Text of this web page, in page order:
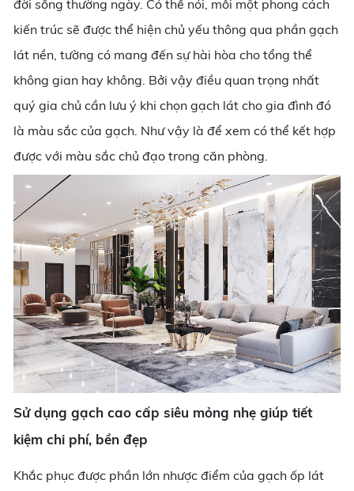
đời sống thường ngày. Có thể nói, mỗi một phong cách
kiến trúc sẽ được thể hiện chủ yếu thông qua phần gạch
lát nền, tường có mang đến sự hài hòa cho tổng thể
không gian hay không. Bởi vậy điều quan trọng nhất
quý gia chủ cần lưu ý khi chọn gạch lát cho gia đình đó
là màu sắc của gạch. Như vậy là để xem có thể kết hợp
được với màu sắc chủ đạo trong căn phòng.
Sử dụng gạch cao cấp siêu mỏng nhẹ giúp tiết
kiệm chi phí, bền đẹp
Khắc phục được phần lớn nhược điểm của gạch ốp lát